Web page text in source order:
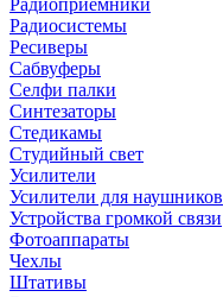
Радиоприемники
Радиосистемы
Ресиверы
Сабвуферы
Селфи палки
Синтезаторы
Стедикамы
Студийный свет
Усилители
Усилители для наушников
Устройства громкой связи
Фотоаппараты
Чехлы
Штативы